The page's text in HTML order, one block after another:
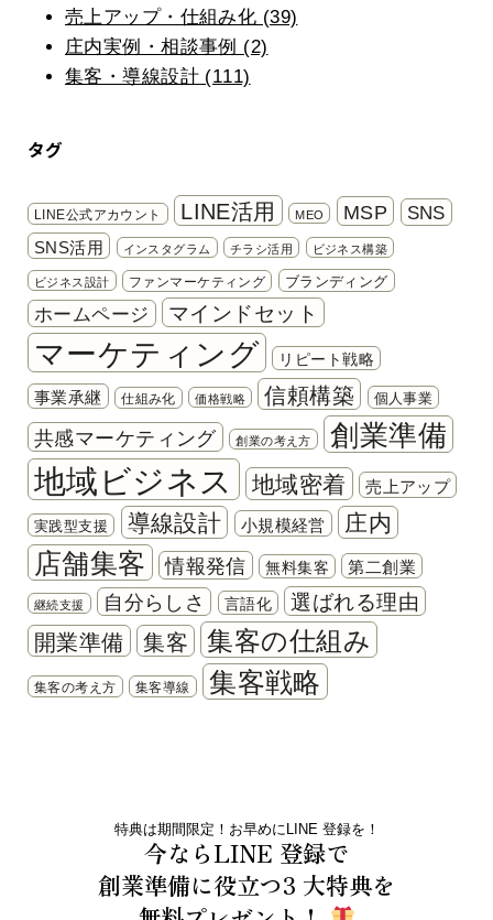
売上アップ・仕組み化 (39)
庄内実例・相談事例 (2)
集客・導線設計 (111)
タグ
LINE公式アカウント LINE活用 MEO MSP SNS
SNS活用 インスタグラム チラシ活用 ビジネス構築
ビジネス設計 ファンマーケティング ブランディング
ホームページ マインドセット
マーケティング リピート戦略
事業承継 仕組み化 価格戦略 信頼構築 個人事業
共感マーケティング 創業の考え方 創業準備
地域ビジネス 地域密着 売上アップ
実践型支援 導線設計 小規模経営 庄内
店舗集客 情報発信 無料集客 第二創業
継続支援 自分らしさ 言語化 選ばれる理由
開業準備 集客 集客の仕組み
集客の考え方 集客導線 集客戦略
特典は期間限定！お早めにLINE 登録を！
今ならLINE 登録で
創業準備に役立つ3 大特典を